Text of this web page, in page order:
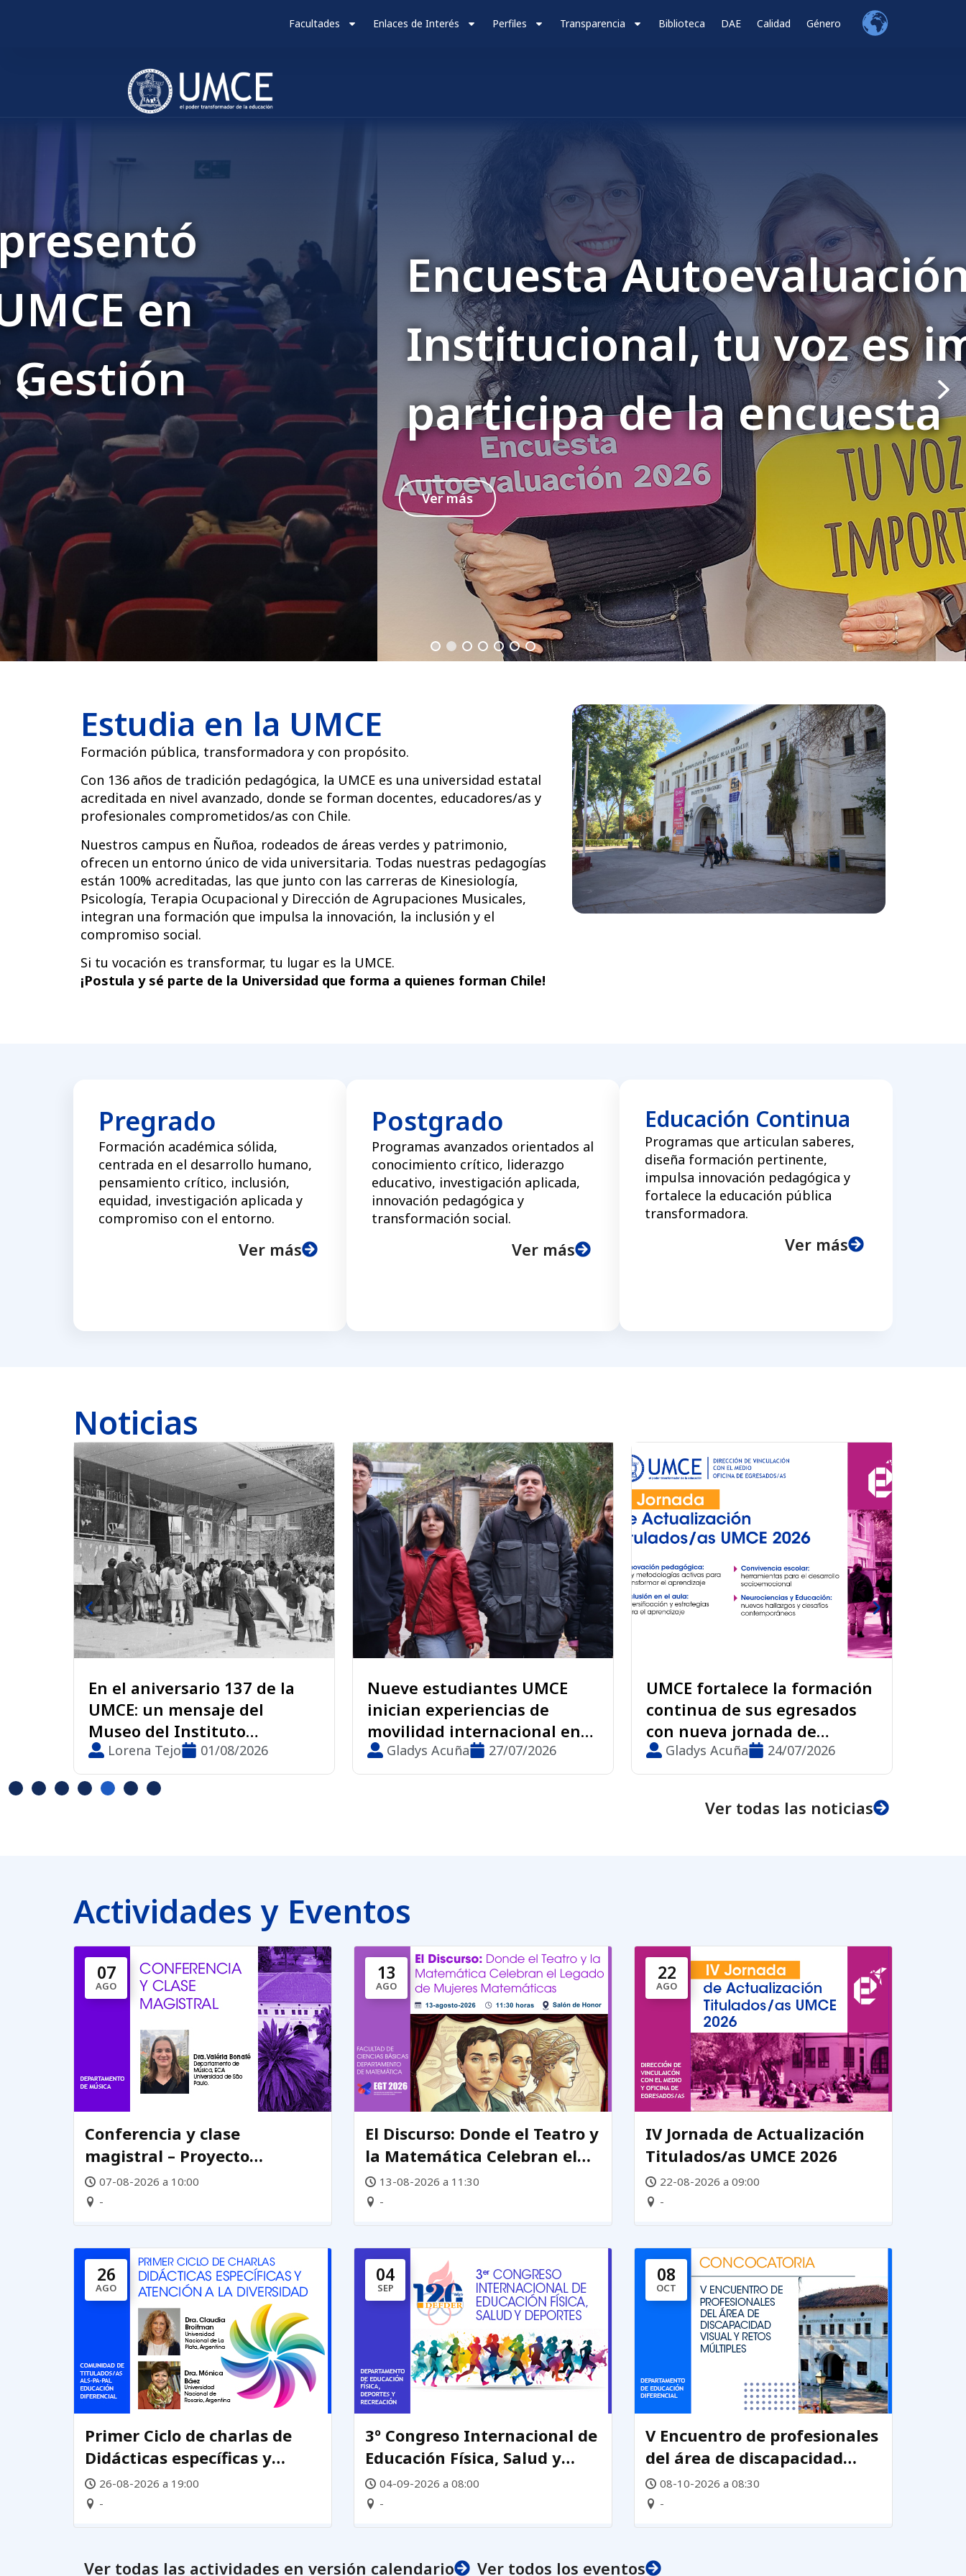
Facultades Enlaces de Interés Perfiles Transparencia Biblioteca DAE Calidad Género
Encuesta Autoevaluación
Institucional, tu voz es importante,
participa de la encuesta
Ver más
Estudia en la UMCE
Formación pública, transformadora y con propósito.
Con 136 años de tradición pedagógica, la UMCE es una universidad estatal
acreditada en nivel avanzado, donde se forman docentes, educadores/as y
profesionales comprometidos/as con Chile.
Nuestros campus en Ñuñoa, rodeados de áreas verdes y patrimonio,
ofrecen un entorno único de vida universitaria. Todas nuestras pedagogías
están 100% acreditadas, las que junto con las carreras de Kinesiología,
Psicología, Terapia Ocupacional y Dirección de Agrupaciones Musicales,
integran una formación que impulsa la innovación, la inclusión y el
compromiso social.
Si tu vocación es transformar, tu lugar es la UMCE.
¡Postula y sé parte de la Universidad que forma a quienes forman Chile!
Pregrado
Formación académica sólida,
centrada en el desarrollo humano,
pensamiento crítico, inclusión,
equidad, investigación aplicada y
compromiso con el entorno.
Ver más
Postgrado
Programas avanzados orientados al
conocimiento crítico, liderazgo
educativo, investigación aplicada,
innovación pedagógica y
transformación social.
Ver más
Educación Continua
Programas que articulan saberes,
diseña formación pertinente,
impulsa innovación pedagógica y
fortalece la educación pública
transformadora.
Ver más
Noticias
137 de la
Letelier
Nueve estudiantes UMCE
inician experiencias de
movilidad internacional en
Colombia, Brasil y España
Gladys Acuña
UMCE fortalece la formación
continua de sus egresados
con nueva jornada de
actualización
Gladys Acuña
Exposición en la UMCE invita
a reflexionar sobre infancias
afectadas por conflictos
armados
Gladys Acuña
Ver todas las noticias
Actividades y Eventos
07
AGO
Conferencia y clase
magistral – Proyecto
Laboratorio de Prácticas
Creativas DEMUS
07-08-2026 a 10:00
-
13
AGO
El Discurso: Donde el Teatro y
la Matemática Celebran el
Legado de mujeres
matemáticas
13-08-2026 a 11:30
-
22
AGO
IV Jornada de Actualización
Titulados/as UMCE 2026
22-08-2026 a 09:00
-
26
AGO
Primer Ciclo de charlas de
Didácticas específicas y
atención a la diversidad
26-08-2026 a 19:00
-
04
SEP
3º Congreso Internacional de
Educación Física, Salud y
Deportes
04-09-2026 a 08:00
-
08
OCT
V Encuentro de profesionales
del área de discapacidad
visual y retos múltiples 2026
08-10-2026 a 08:30
-
Ver todas las actividades en versión calendario Ver todos los eventos